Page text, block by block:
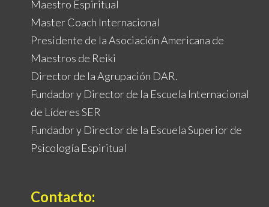
Maestro Espiritual
Master Coach Internacional
Presidente de la Asociación Americana de
Maestros de Reiki
Director de la Agrupación DAR.
Fundador y Director de la Escuela Internacional
de Líderes SER
Fundador y Director de la Escuela Superior de
Psicología Espiritual
Contacto: